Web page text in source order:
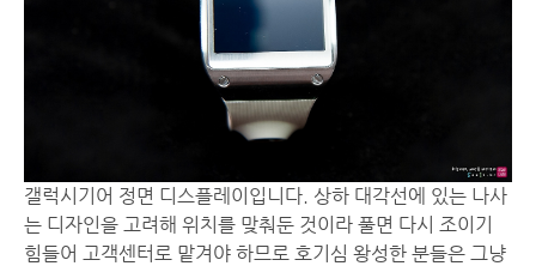
갤럭시기어 정면 디스플레이입니다. 상하 대각선에 있는 나사
는 디자인을 고려해 위치를 맞춰둔 것이라 풀면 다시 조이기
힘들어 고객센터로 맡겨야 하므로 호기심 왕성한 분들은 그냥